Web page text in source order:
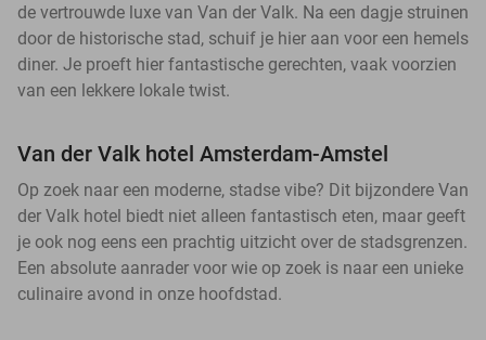
de vertrouwde luxe van Van der Valk. Na een dagje struinen
door de historische stad, schuif je hier aan voor een hemels
diner. Je proeft hier fantastische gerechten, vaak voorzien
van een lekkere lokale twist.
Van der Valk hotel Amsterdam-Amstel
Op zoek naar een moderne, stadse vibe? Dit bijzondere Van
der Valk hotel biedt niet alleen fantastisch eten, maar geeft
je ook nog eens een prachtig uitzicht over de stadsgrenzen.
Een absolute aanrader voor wie op zoek is naar een unieke
culinaire avond in onze hoofdstad.